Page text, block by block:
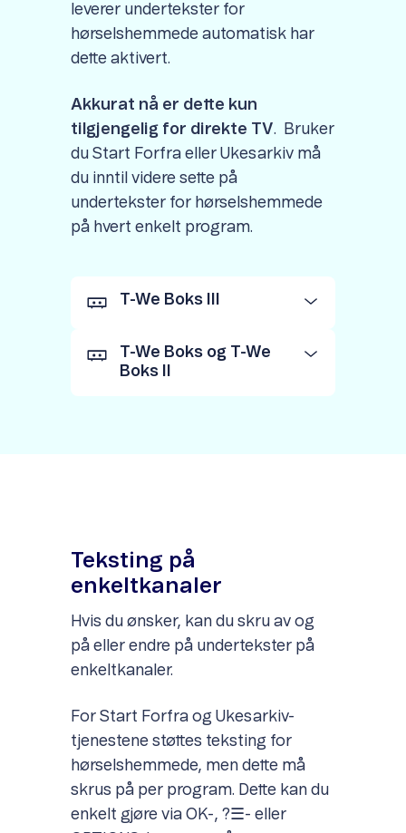
leverer undertekster for
hørselshemmede automatisk har
dette aktivert.
Akkurat nå er dette kun
tilgjengelig for direkte TV. Bruker
du Start Forfra eller Ukesarkiv må
du inntil videre sette på
undertekster for hørselshemmede
på hvert enkelt program.
T-We Boks III
T-We Boks og T-We
Boks II
Teksting på
enkeltkanaler
Hvis du ønsker, kan du skru av og
på eller endre på undertekster på
enkeltkanaler.
For Start Forfra og Ukesarkiv-
tjenestene støttes teksting for
hørselshemmede, men dette må
skrus på per program. Dette kan du
enkelt gjøre via OK-, ?☰- eller